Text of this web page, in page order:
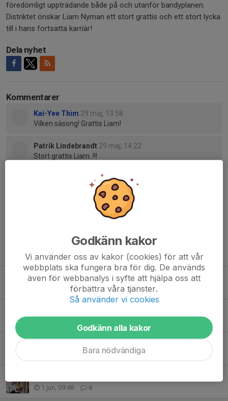
föredömligt uppträdande både på och utanför bandyplanen.
Distriktet önskar Liam Nyman ett stort grattis och ett stort lycka
till i hans fortsatta karriär!
Dela nyhet
Kommentarer
Kai-Yee Thim 29 maj, 13:58
Vilken säsong! Grattis Liam!
Patrik Lindebrandt 29 maj, 14:22
Stort grattis Liam..!!!
29 maj, 15:44
1 jun, 18:07
Tidigare nyheter
Matchsekreterarutbildningar 2026-2027
2 jul, 11:13 0
0
1 jun, 09:48 8
Godkänn kakor
Vi använder oss av kakor (cookies) för att vår
webbplats ska fungera bra för dig. De används
även för webbanalys i syfte att hjälpa oss att
förbättra våra tjänster.
Så använder vi cookies
Godkänn alla kakor
Bara nödvändiga